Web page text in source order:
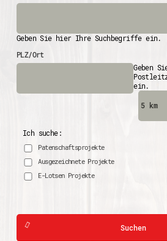
Geben Sie hier Ihre Suchbegriffe ein.
PLZ/Ort
Geben
ein.
Ich suche:
Patenschaftsprojekte
Ausgezeichnete Projekte
E-Lotsen Projekte
Suchen